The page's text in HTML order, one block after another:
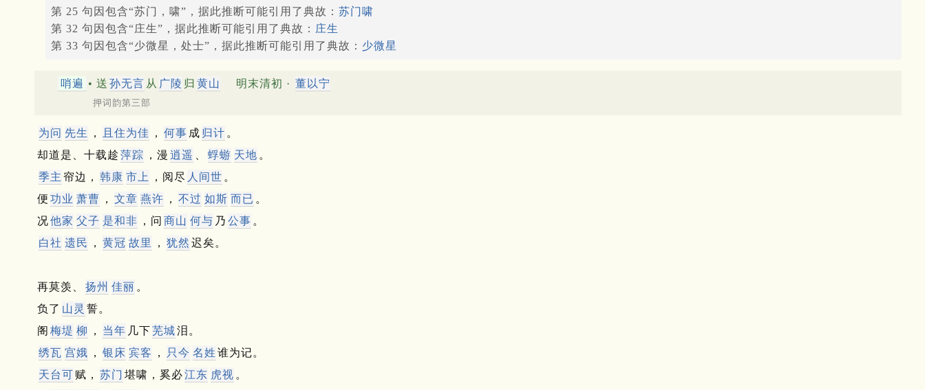
第 25 句因包含“苏门，啸”，据此推断可能引用了典故： 苏门啸
第 32 句因包含“庄生”，据此推断可能引用了典故： 庄生
第 33 句因包含“少微星，处士”，据此推断可能引用了典故： 少微星
哨遍 • 送 孙无言 从 广陵 归 黄山 明末清初 · 董以宁
押词韵第三部
为问 先生 ， 且住为佳 ， 何事 成 归计 。
却道是、十载趁萍踪 ，漫 逍遥 蜉蝣 天地 。
季主 帘边， 韩康 市上 ，阅尽 人间世 。
便 功业 萧曹 ， 文章 燕许 ， 不过 如斯 而已 。
况他家 父子 是和非 ，问 商山 何与 乃 公事 。
白社 遗民 ， 黄冠 故里 ， 犹然 迟矣。
再莫羡、 扬州 佳丽 。
负了 山灵 誓。
阁 梅堤 柳 ， 当年 几下芜城泪。
绣瓦 宫娥 ， 银床 宾客 ， 只今 名姓 谁为记。
天台可 赋， 苏门 堪啸，奚必江东 虎视 。